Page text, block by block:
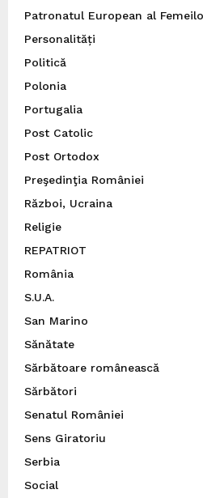
Patronatul European al
Personalități
Politică
Polonia
Portugalia
Post Catolic
Post Ortodox
Preşedinţia României
Război, Ucraina
Religie
REPATRIOT
România
S.U.A.
San Marino
Sănătate
Sărbătoare românească
Sărbători
Senatul României
Sens Giratoriu
Serbia
Social